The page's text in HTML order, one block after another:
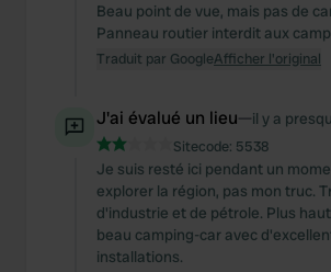
Beau point de vue, mais pas de
Panneau routier interdit aux
Traduit par GoogleAfficher l'original
J'ai évalué un lieu—il y a
Sitecode: 5538
Je suis resté ici pendant un
explorer la région, pas mon truc.
d'industrie et de pétrole. Plus
beau camping-car avec
installations.